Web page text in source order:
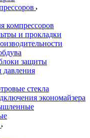
компрессоров
и прокладки
защиты
давления
стекла
экономайзера